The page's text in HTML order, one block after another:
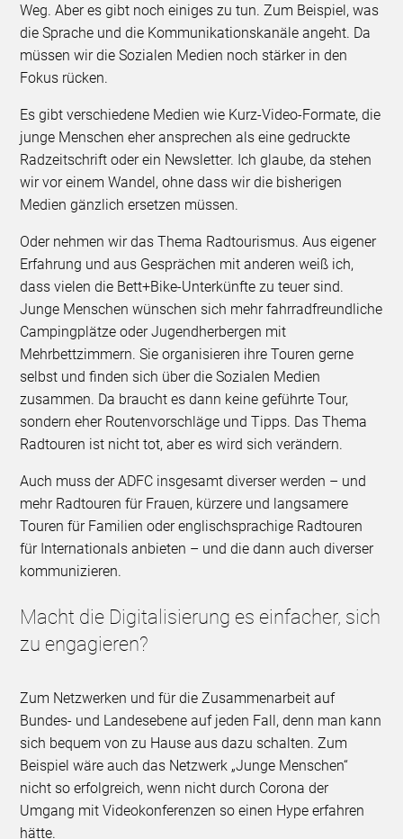
Weg. Aber es gibt noch einiges zu tun. Zum Beispiel, was
die Sprache und die Kommunikationskanäle angeht. Da
müssen wir die Sozialen Medien noch stärker in den
Fokus rücken.
Es gibt verschiedene Medien wie Kurz-Video-Formate, die
junge Menschen eher ansprechen als eine gedruckte
Radzeitschrift oder ein Newsletter. Ich glaube, da stehen
wir vor einem Wandel, ohne dass wir die bisherigen
Medien gänzlich ersetzen müssen.
Oder nehmen wir das Thema Radtourismus. Aus eigener
Erfahrung und aus Gesprächen mit anderen weiß ich,
dass vielen die Bett+Bike-Unterkünfte zu teuer sind.
Junge Menschen wünschen sich mehr fahrradfreundliche
Campingplätze oder Jugendherbergen mit
Mehrbettzimmern. Sie organisieren ihre Touren gerne
selbst und finden sich über die Sozialen Medien
zusammen. Da braucht es dann keine geführte Tour,
sondern eher Routenvorschläge und Tipps. Das Thema
Radtouren ist nicht tot, aber es wird sich verändern.
Auch muss der ADFC insgesamt diverser werden – und
mehr Radtouren für Frauen, kürzere und langsamere
Touren für Familien oder englischsprachige Radtouren
für Internationals anbieten – und die dann auch diverser
kommunizieren.
Macht die Digitalisierung es einfacher, sich
zu engagieren?
Zum Netzwerken und für die Zusammenarbeit auf
Bundes- und Landesebene auf jeden Fall, denn man kann
sich bequem von zu Hause aus dazu schalten. Zum
Beispiel wäre auch das Netzwerk „Junge Menschen“
nicht so erfolgreich, wenn nicht durch Corona der
Umgang mit Videokonferenzen so einen Hype erfahren
hätte.